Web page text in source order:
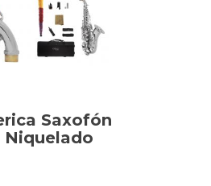
Saxofón
Niquelado